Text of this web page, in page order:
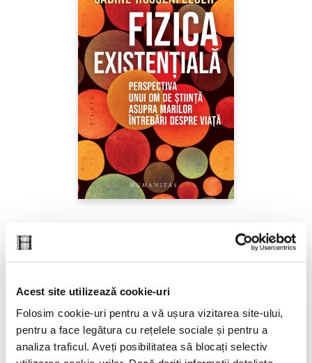
Acest site utilizează cookie-uri
Folosim cookie-uri pentru a vă ușura vizitarea site-ului,
pentru a face legătura cu rețelele sociale și pentru a
analiza traficul. Aveți posibilitatea să blocați selectiv
Fizica existenţială